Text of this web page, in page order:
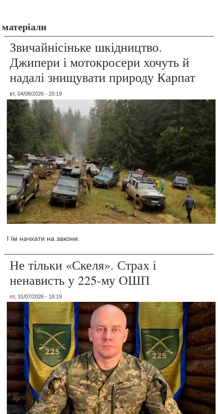
матеріали
Звичайнісіньке шкідництво.
Джипери і мотокросери хочуть й
надалі знищувати природу Карпат
вт, 04/08/2026 - 20:19
І їм начхати на закони.
Не тільки «Скеля». Страх і
ненависть у 225-му ОШП
пт, 31/07/2026 - 18:19